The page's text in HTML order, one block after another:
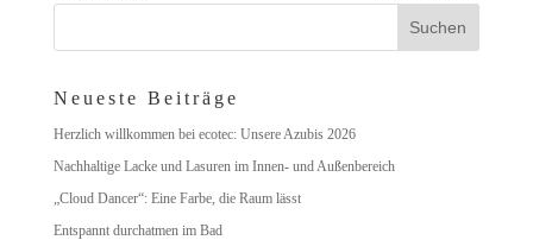
Neueste Beiträge
Herzlich willkommen bei ecotec: Unsere Azubis 2026
Nachhaltige Lacke und Lasuren im Innen- und Außenbereich
„Cloud Dancer“: Eine Farbe, die Raum lässt
Entspannt durchatmen im Bad